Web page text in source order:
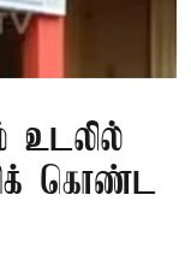
உடலில்
கொண்ட